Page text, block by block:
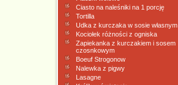
Ciasto na naleśniki na 1 porcję
Tortilla
Udka z kurczaka w sosie własnym
Kociołek różności z ogniska
Zapiekanka z kurczakiem i sosem
czosnkowym
Boeuf Strogonow
Nalewka z pigwy
Lasagne